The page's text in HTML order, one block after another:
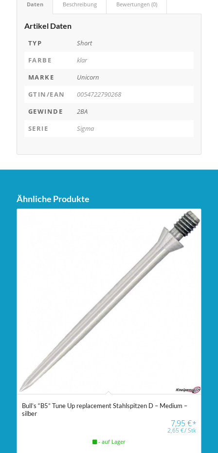
Daten Beschreibung Bewertungen (0)
Artikel Daten
TYP
Short
FARBE
klar
MARKE
Unicorn
GTIN/EAN
0054722790268
GEWINDE
2BA
SERIE
Sigma
Ähnliche Produkte
Bull’s “B5” Tune Up replacement Stahlspitzen D – Medium –
silber
7,95€*
2,65€/Stk
- auf Lager